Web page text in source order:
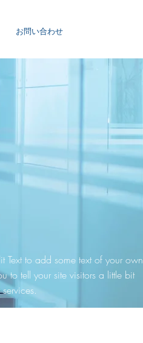
お問い合わせ
Text to add some text of your own
to tell your site visitors a little bit